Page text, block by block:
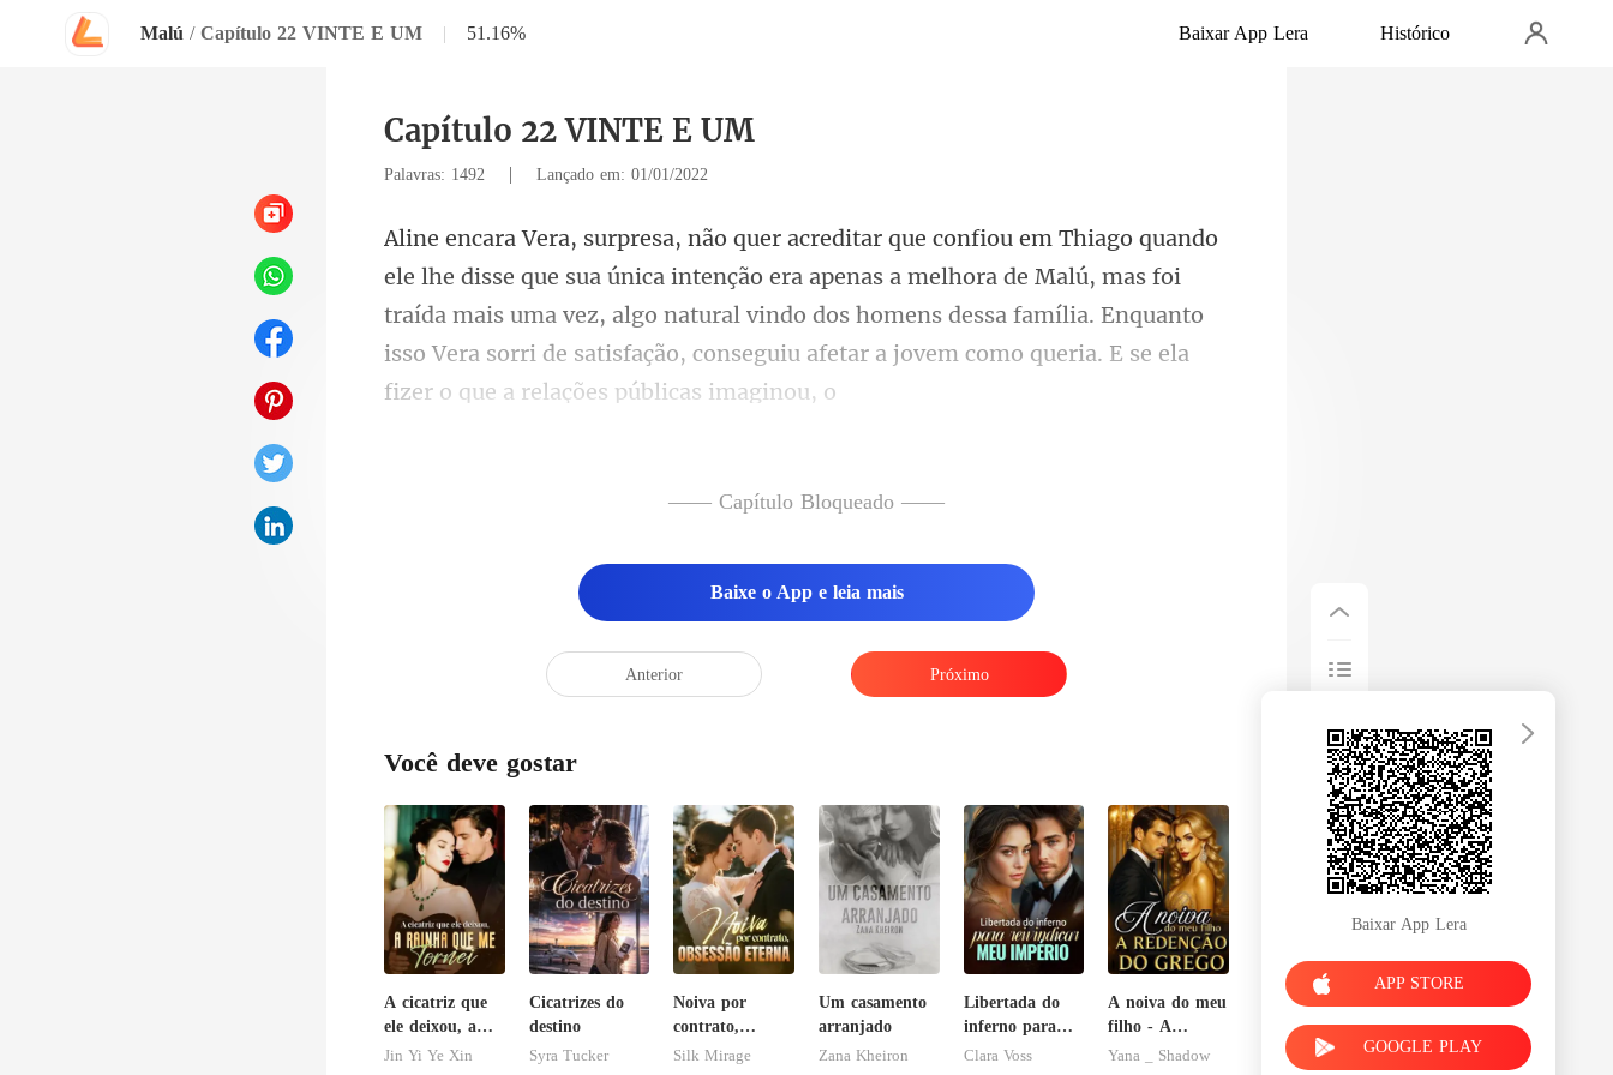
Malú / Capítulo 22 VINTE E UM | 51.16% Baixar App Lera Histórico
Capítulo 22 VINTE E UM
Palavras: 1492 | Lançado em: 01/01/2022
a apenas a melhora de Malú, mas foi
traída mais uma vez, algo natural vindo dos homens dessa família. Enquanto
isso
—— Capítulo Bloqueado ——
Baixe o App e leia mais
Anterior Próximo
Você deve gostar
A cicatriz que
ele deixou, a
rainha que me
Jin Yi Ye Xin
Cicatrizes do
destino
Syra Tucker
Noiva por
contrato,
obsessão eterna
Silk Mirage
Um casamento
arranjado
Zana Kheiron
Libertada do
inferno para
reivindicar meu
Clara Voss
A noiva do meu
filho - A
Redenção do
Yana _ Shadow
Baixar App Lera
APP STORE
GOOGLE PLAY